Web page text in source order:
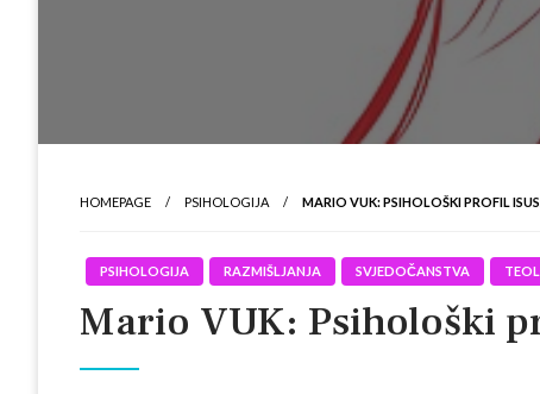
HOMEPAGE PSIHOLOGIJA MARIO VUK: PSIHOLOŠKI PROFIL
PSIHOLOGIJA RAZMIŠLJANJA SVJEDOČANSTVA
Mario VUK: Psihološki